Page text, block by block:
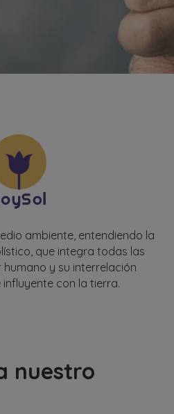
ambiente, entendiendo la
que integra todas las
humano y su interrelación
con la tierra.
nuestro